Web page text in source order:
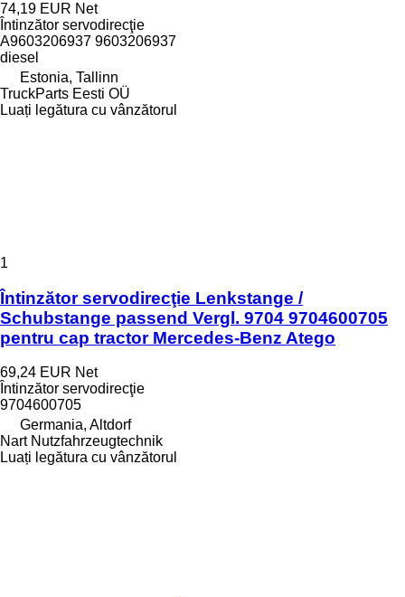
74,19 EUR Net
Întinzător servodirecţie
A9603206937 9603206937
diesel
Estonia, Tallinn
TruckParts Eesti OÜ
Luați legătura cu vânzătorul
1
Întinzător servodirecţie Lenkstange /
Schubstange passend Vergl. 9704 9704600705
pentru cap tractor Mercedes-Benz Atego
69,24 EUR Net
Întinzător servodirecţie
9704600705
Germania, Altdorf
Nart Nutzfahrzeugtechnik
Luați legătura cu vânzătorul